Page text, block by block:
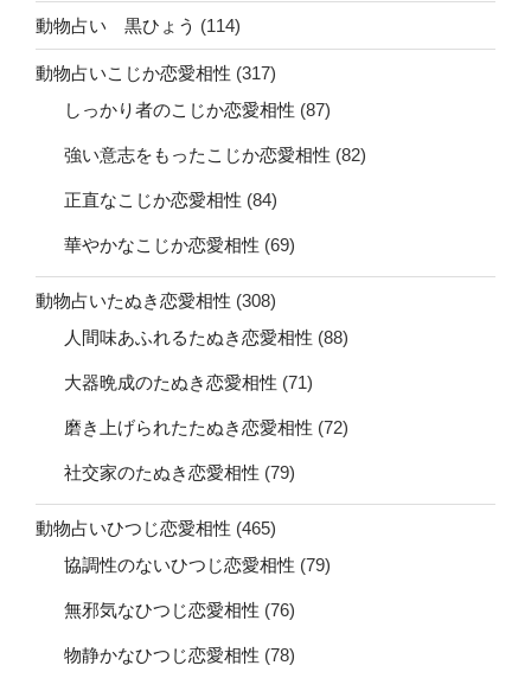
動物占い 黒ひょう (114)
動物占いこじか恋愛相性 (317)
しっかり者のこじか恋愛相性 (87)
強い意志をもったこじか恋愛相性 (82)
正直なこじか恋愛相性 (84)
華やかなこじか恋愛相性 (69)
動物占いたぬき恋愛相性 (308)
人間味あふれるたぬき恋愛相性 (88)
大器晩成のたぬき恋愛相性 (71)
磨き上げられたたぬき恋愛相性 (72)
社交家のたぬき恋愛相性 (79)
動物占いひつじ恋愛相性 (465)
協調性のないひつじ恋愛相性 (79)
無邪気なひつじ恋愛相性 (76)
物静かなひつじ恋愛相性 (78)